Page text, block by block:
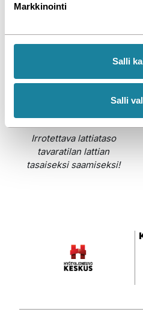
t
Markkinointi
Salli
Salli
Irrotettava lattiataso
tavaratilan lattian
tasaiseksi saamiseksi!